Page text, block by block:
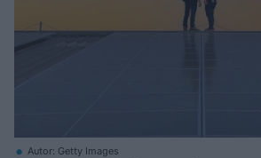
Autor: Getty Images